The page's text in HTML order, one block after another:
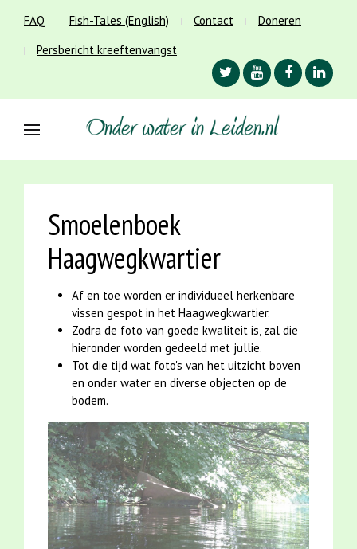
FAQ Fish-Tales (English) Contact
Doneren
Persbericht kreeftenvangst
Smoelenboek
Haagwegkwartier
Af en toe worden er individueel herkenbare
vissen gespot in het Haagwegkwartier.
Zodra de foto van goede kwaliteit is, zal die
hieronder worden gedeeld met jullie.
Tot die tijd wat foto's van het uitzicht boven
en onder water en diverse objecten op de
bodem.